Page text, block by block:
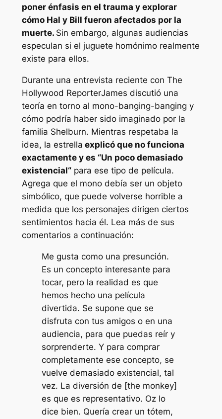
poner énfasis en el trauma y explorar
cómo Hal y Bill fueron afectados por la
muerte. Sin embargo, algunas audiencias
especulan si el juguete homónimo realmente
existe para ellos.
Durante una entrevista reciente con The
Hollywood ReporterJames discutió una
teoría en torno al mono-banging-banging y
cómo podría haber sido imaginado por la
familia Shelburn. Mientras respetaba la
idea, la estrella explicó que no funciona
exactamente y es “Un poco demasiado
existencial“para ese tipo de película.
Agrega que el mono debía ser un objeto
simbólico, que puede volverse horrible a
medida que los personajes dirigen ciertos
sentimientos hacia él. Lea más de sus
comentarios a continuación:
Me gusta como una presunción.
Es un concepto interesante para
tocar, pero la realidad es que
hemos hecho una película
divertida. Se supone que se
disfruta con tus amigos o en una
audiencia, para que puedas reír y
sorprenderte. Y para comprar
completamente ese concepto, se
vuelve demasiado existencial, tal
vez. La diversión de [the monkey]
es que es representativo. Oz lo
dice bien. Quería crear un tótem,